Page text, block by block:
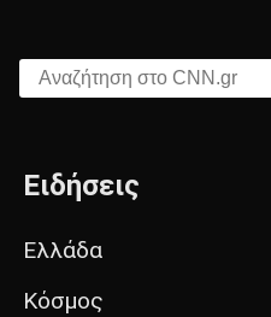
Αναζήτηση στο CNN.gr
Ειδήσεις
Ελλάδα
Κόσμος